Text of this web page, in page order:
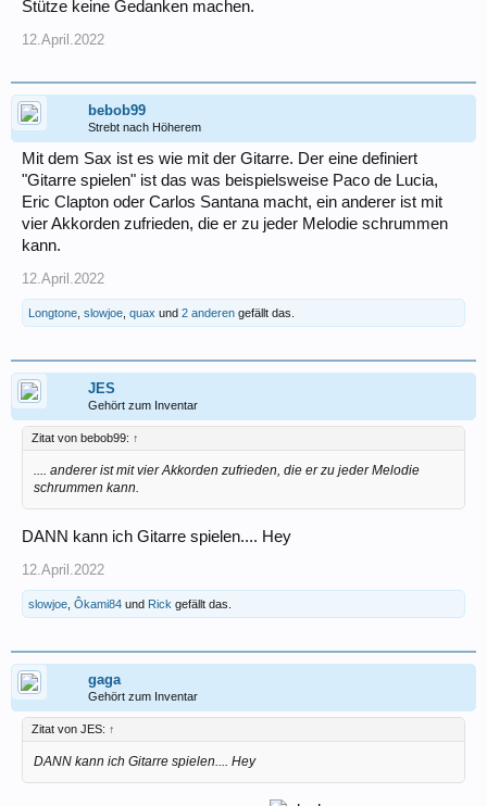
Stütze keine Gedanken machen.
12.April.2022
bebob99
Strebt nach Höherem
Mit dem Sax ist es wie mit der Gitarre. Der eine definiert
"Gitarre spielen" ist das was beispielsweise Paco de Lucia,
Eric Clapton oder Carlos Santana macht, ein anderer ist mit
vier Akkorden zufrieden, die er zu jeder Melodie schrummen
kann.
12.April.2022
Longtone slowjoe quax und 2 anderen gefällt das.
JES
Gehört zum Inventar
Zitat von bebob99: ↑
.... anderer ist mit vier Akkorden zufrieden, die er zu jeder Melodie
schrummen kann.
DANN kann ich Gitarre spielen.... Hey
12.April.2022
slowjoe Ôkami84 und Rick gefällt das.
gaga
Gehört zum Inventar
Zitat von JES: ↑
DANN kann ich Gitarre spielen.... Hey